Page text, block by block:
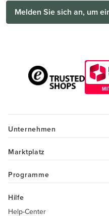
Melden Sie sich an, um
Unternehmen
Marktplatz
Programme
Hilfe
Help-Center